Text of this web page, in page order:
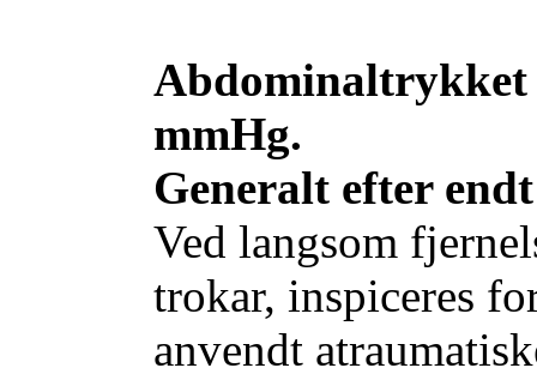
Abdominaltrykket
mmHg.
Generalt efter
Ved langsom
trokar, inspiceres
anvendt